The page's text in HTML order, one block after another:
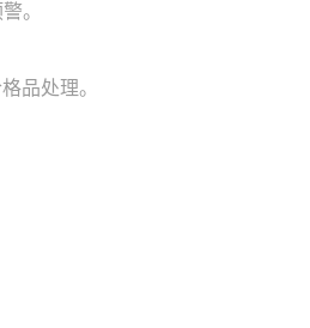
。
品处理。